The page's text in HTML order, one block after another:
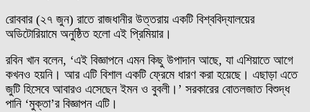
রোববার (২৭ জুন) রাতে রাজধানীর উত্তরায় একটি বিশ্ববিদ্যালয়ের
অডিটোরিয়ামে অনুষ্ঠিত হলো এই প্রিমিয়ার।
রবিন খান বলেন, ‘এই বিজ্ঞাপনে এমন কিছু উপাদান আছে, যা এশিয়াতে আগে
কখনও হয়নি। আর এটি বিশাল একটি ফ্রেমে ধারণ করা হয়েছে। এছাড়া এতে
জুটি হিসেবে আবারও এসেছেন ইমন ও বুবলী।’ সরকারের বোতলজাত বিশুদ্ধ
পানি ‘মুক্তা’র বিজ্ঞাপন এটি।